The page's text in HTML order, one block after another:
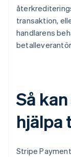
transaktion,
handlarens
Så
hjälpa
Stripe